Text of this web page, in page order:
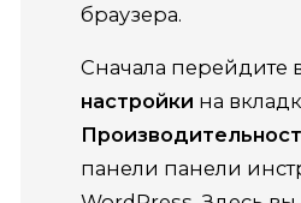
браузера.
Сначала перейдите
настройки на
панели панели